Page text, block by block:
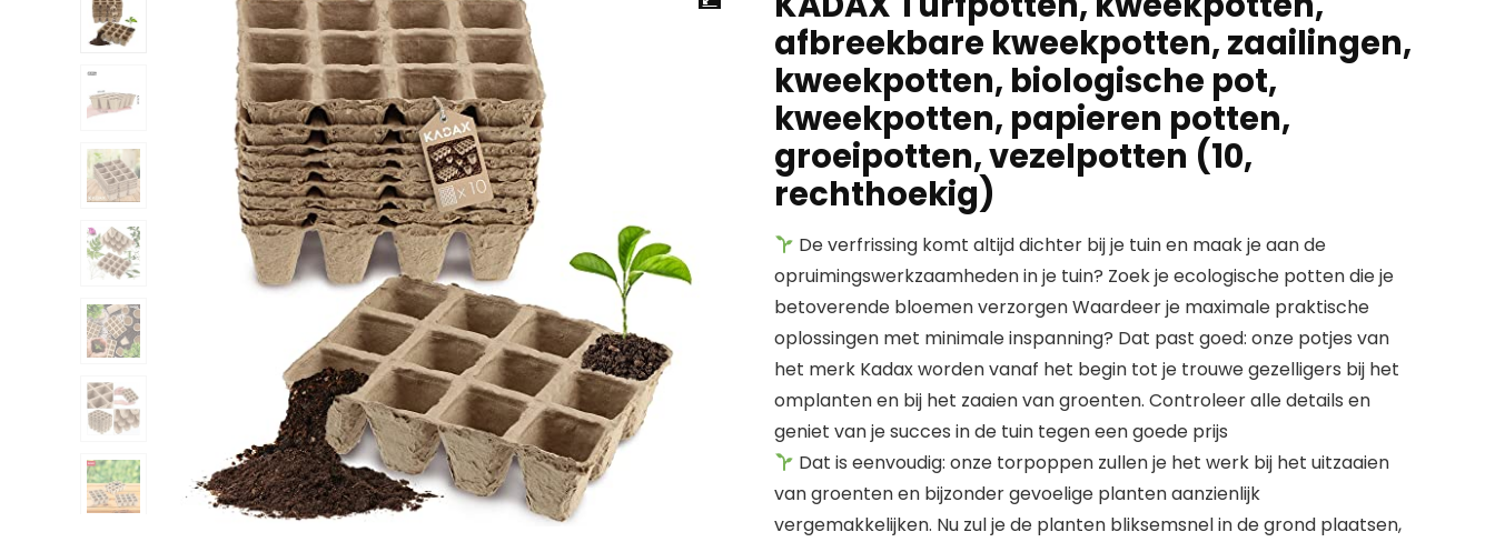
afbreekbare kweekpotten, zaailingen,
kweekpotten, biologische pot,
kweekpotten, papieren potten,
groeipotten, vezelpotten (10,
rechthoekig)
De verfrissing komt altijd dichter bij je tuin en maak je aan de
opruimingswerkzaamheden in je tuin? Zoek je ecologische potten die je
betoverende bloemen verzorgen Waardeer je maximale praktische
oplossingen met minimale inspanning? Dat past goed: onze potjes van
het merk Kadax worden vanaf het begin tot je trouwe gezelligers bij het
omplanten en bij het zaaien van groenten. Controleer alle details en
geniet van je succes in de tuin tegen een goede prijs
Dat is eenvoudig: onze torpoppen zullen je het werk bij het uitzaaien
van groenten en bijzonder gevoelige planten aanzienlijk
vergemakkelijken. Nu zul je de planten bliksemsnel in de grond plaatsen,